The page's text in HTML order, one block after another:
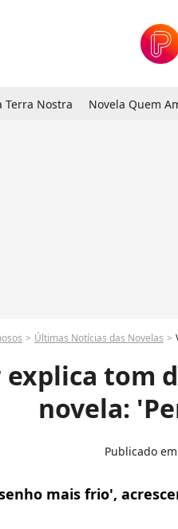
Terra Nostra Novela Quem
Últimas Notícias das Novelas
tom
novela:
Publicado
mais frio',